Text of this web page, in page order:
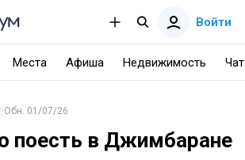
Войти
Места Афиша Недвижимость Чат
Обн. 01/07/26
поесть в Джимбаране